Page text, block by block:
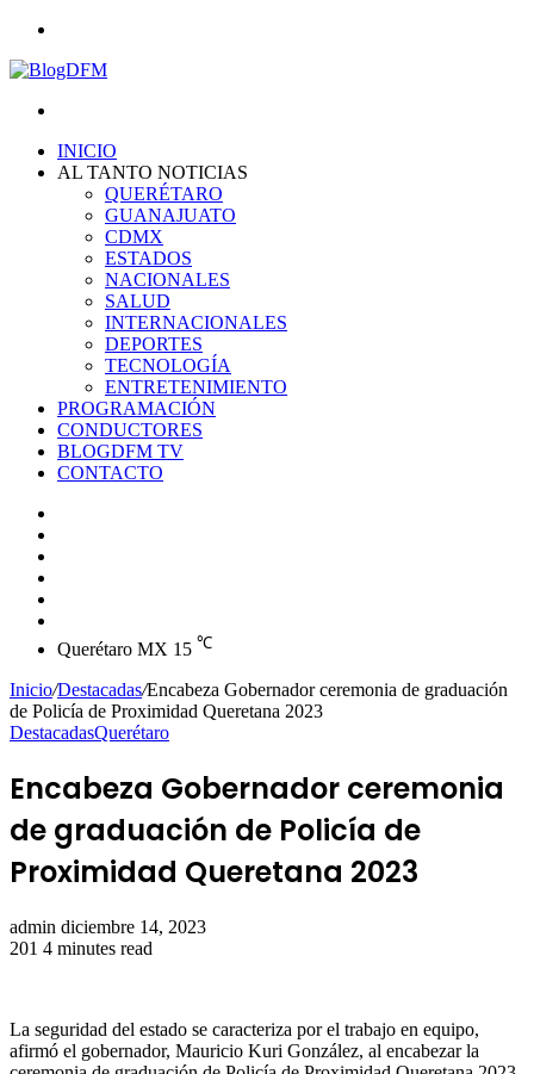
INICIO
AL TANTO NOTICIAS
QUERÉTARO
GUANAJUATO
CDMX
ESTADOS
NACIONALES
SALUD
INTERNACIONALES
DEPORTES
TECNOLOGÍA
ENTRETENIMIENTO
PROGRAMACIÓN
CONDUCTORES
BLOGDFM TV
CONTACTO
Querétaro MX 15 ℃
Inicio/Destacadas/Encabeza Gobernador ceremonia de graduación
de Policía de Proximidad Queretana 2023
DestacadasQuerétaro
Encabeza Gobernador ceremonia
de graduación de Policía de
Proximidad Queretana 2023
admin Send
an
diciembre 14, 2023
201 4 minutes read
La seguridad del estado se caracteriza por el trabajo en equipo,
afirmó el gobernador, Mauricio Kuri González, al encabezar la